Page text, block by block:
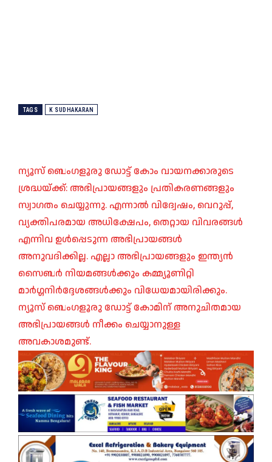
TAGS K SUDHAKARAN
ന്യൂസ് ബെംഗളൂരു ഡോട്ട് കോം വായനക്കാരുടെ
ശ്രദ്ധയ്ക്ക്: അഭിപ്രായങ്ങളും പ്രതികരണങ്ങളും
സ്വാഗതം ചെയ്യുന്നു. എന്നാൽ വിദ്വേഷം, വെറുപ്പ്,
വ്യക്തിപരമായ അധിക്ഷേപം, തെറ്റായ വിവരങ്ങൾ
എന്നിവ ഉൾപ്പെടുന്ന അഭിപ്രായങ്ങൾ
അനുവദിക്കില്ല. എല്ലാ അഭിപ്രായങ്ങളും ഇന്ത്യൻ
സൈബർ നിയമങ്ങൾക്കും കമ്മ്യൂണിറ്റി
മാർഗ്ഗനിർദ്ദേശങ്ങൾക്കും വിധേയമായിരിക്കും.
ന്യൂസ് ബെംഗളൂരു ഡോട്ട് കോമിന് അനുചിതമായ
അഭിപ്രായങ്ങൾ നീക്കം ചെയ്യാനുള്ള
അവകാശമുണ്ട്.